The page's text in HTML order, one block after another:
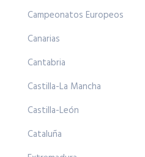
Campeonatos Europeos
Canarias
Cantabria
Castilla-La Mancha
Castilla-León
Cataluña